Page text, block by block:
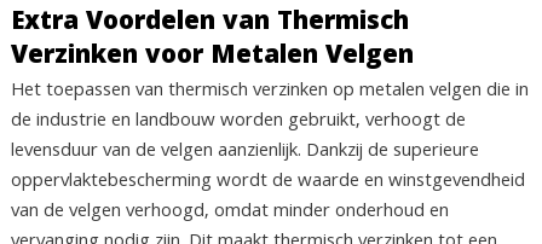
Extra Voordelen van Thermisch
Verzinken voor Metalen Velgen
Het toepassen van thermisch verzinken op metalen velgen die in
de industrie en landbouw worden gebruikt, verhoogt de
levensduur van de velgen aanzienlijk. Dankzij de superieure
oppervlaktebescherming wordt de waarde en winstgevendheid
van de velgen verhoogd, omdat minder onderhoud en